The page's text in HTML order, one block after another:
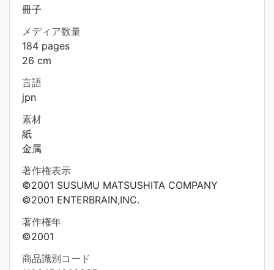
冊子
メディア数量
184 pages
26 cm
言語
jpn
素材
紙
金属
著作権表示
©2001 SUSUMU MATSUSHITA COMPANY
©2001 ENTERBRAIN,INC.
著作権年
©2001
商品識別コード